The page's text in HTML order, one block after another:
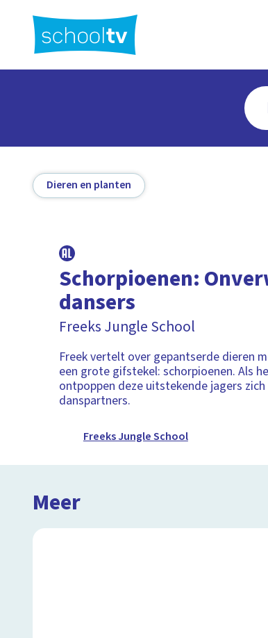
hoofdinhoud
Dieren en planten
Schorpioenen:
dansers
Freeks Jungle School
Freek vertelt over gepantserde dieren
een grote gifstekel: schorpioenen. Als
ontpoppen deze uitstekende jagers
danspartners.
Freeks Jungle School
Meer